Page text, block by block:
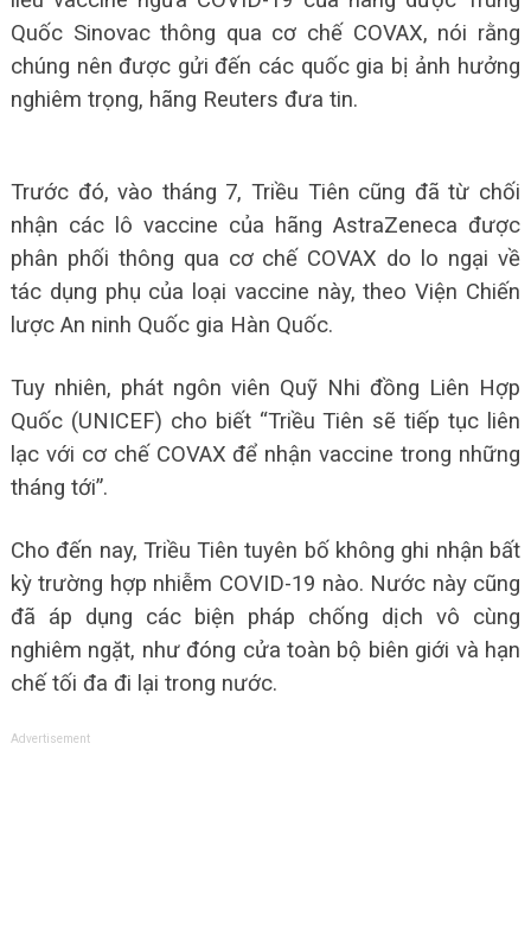
Quốc Sinovac thông qua cơ chế COVAX, nói rằng
chúng nên được gửi đến các quốc gia bị ảnh hưởng
nghiêm trọng, hãng Reuters đưa tin.
Trước đó, vào tháng 7, Triều Tiên cũng đã từ chối
nhận các lô vaccine của hãng AstraZeneca được
phân phối thông qua cơ chế COVAX do lo ngại về
tác dụng phụ của loại vaccine này, theo Viện Chiến
lược An ninh Quốc gia Hàn Quốc.
Tuy nhiên, phát ngôn viên Quỹ Nhi đồng Liên Hợp
Quốc (UNICEF) cho biết “Triều Tiên sẽ tiếp tục liên
lạc với cơ chế COVAX để nhận vaccine trong những
tháng tới”.
Cho đến nay, Triều Tiên tuyên bố không ghi nhận bất
kỳ trường hợp nhiễm COVID-19 nào. Nước này cũng
đã áp dụng các biện pháp chống dịch vô cùng
nghiêm ngặt, như đóng cửa toàn bộ biên giới và hạn
chế tối đa đi lại trong nước.
Advertisement